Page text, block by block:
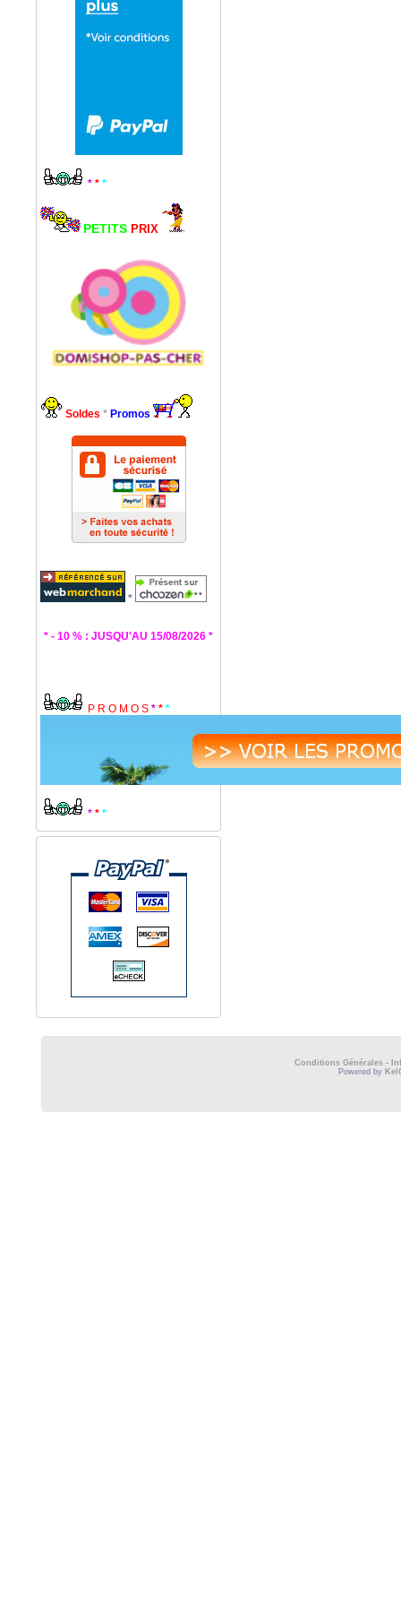
* * *
PETITS PRIX
Soldes * Promos
*
* - 10 % : JUSQU'AU 15/08/2026 *
P R O M O S * * *
* * *
Conditions Générales -
Powered by